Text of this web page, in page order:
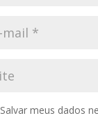
Salvar meus dados